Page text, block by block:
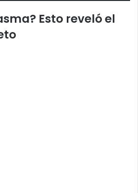
Esto reveló el